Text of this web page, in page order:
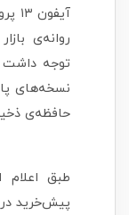
روانه‌ی
توجه داشت
نسخه‌های
حافظه‌ی